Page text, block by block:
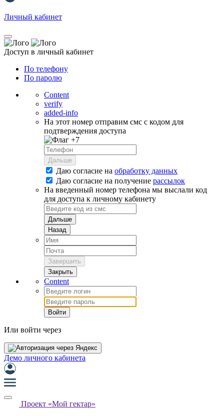
Личный кабинет
Доступ в личный кабинет
По телефону
По паролю
Content
verify
added-info
На этот номер отправим смс с кодом для
подтверждения доступа
+7
Дальше
Даю согласие на обработку данных
Даю согласие на получение рассылок
На введенный номер телефона мы выслали код
для доступа к личному кабинету
Дальше
Назад
Завершить
Закрыть
Content
Войти
Или войти через
Демо личного кабинета
Проект «Мой гектар»